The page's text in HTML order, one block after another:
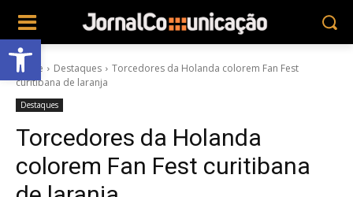
Abrir a barra de ferramentas
Home Destaques
Torcedores da Holanda colorem Fan Fest
curitibana de laranja
Destaques
Torcedores da Holanda
colorem Fan Fest curitibana